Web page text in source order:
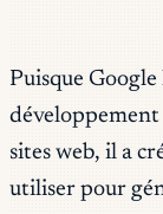
Puisque
développement
sites web, il a
utiliser pour